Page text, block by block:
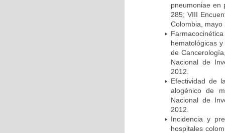
pneumoniae en
285; VIII
Colombia, mayo
hematológicas
de
Nacional de
2012.
Efectividad de
alogénico de
Nacional de
2012.
Incidencia y
hospitales